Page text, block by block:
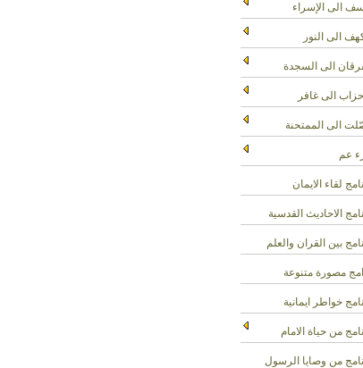
الى الإسراء
الى النور
الى السجدة
الى غافر
الى الممتحنة
عم
لقاء الايمان
الاحاديث القدسية
بين القران والعلم
مصورة متنوعة
خواطر ايمانية
من حياة الامام
من وصايا الرسول